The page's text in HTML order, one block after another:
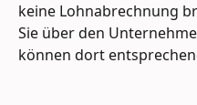
keine Lohnabrechnung
Sie über den
können dort